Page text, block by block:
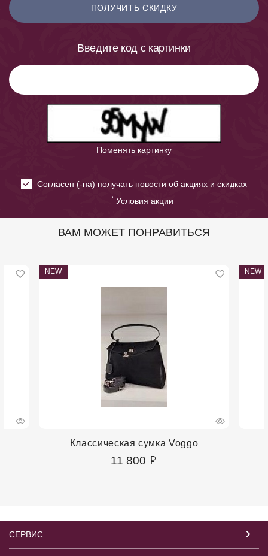
ПОЛУЧИТЬ СКИДКУ
Введите код с картинки
Поменять картинку
Cогласен (-на) получать новости об акциях и скидках
* Условия акции
ВАМ МОЖЕТ ПОНРАВИТЬСЯ
NEW
Классическая сумка Voggo
11 800
NEW
СЕРВИС